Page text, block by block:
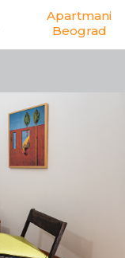
Apartmani
Beograd